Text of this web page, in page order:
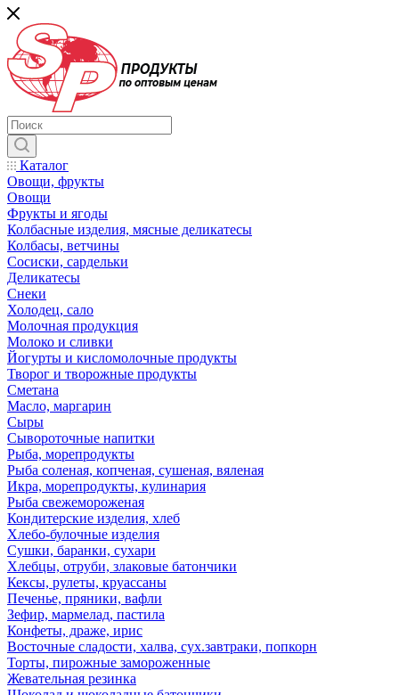
Каталог
Овощи, фрукты
Овощи
Фрукты и ягоды
Колбасные изделия, мясные деликатесы
Колбасы, ветчины
Сосиски, сардельки
Деликатесы
Снеки
Холодец, сало
Молочная продукция
Молоко и сливки
Йогурты и кисломолочные продукты
Творог и творожные продукты
Сметана
Масло, маргарин
Сыры
Сывороточные напитки
Рыба, морепродукты
Рыба соленая, копченая, сушеная, вяленая
Икра, морепродукты, кулинария
Рыба свежемороженая
Кондитерские изделия, хлеб
Хлебо-булочные изделия
Сушки, баранки, сухари
Хлебцы, отруби, злаковые батончики
Кексы, рулеты, круассаны
Печенье, пряники, вафли
Зефир, мармелад, пастила
Конфеты, драже, ирис
Восточные сладости, халва, сух.завтраки, попкорн
Торты, пирожные замороженные
Жевательная резинка